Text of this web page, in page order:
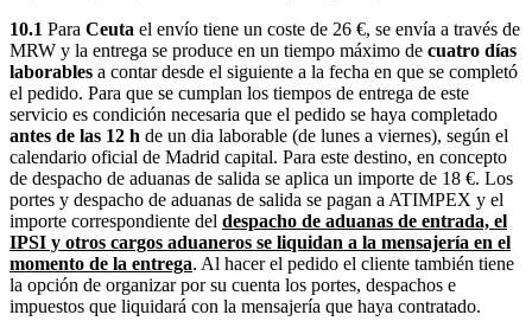
10.1 Para Ceuta el envío tiene un coste de 26 €, se envía a través de
MRW y la entrega se produce en un tiempo máximo de cuatro días
laborables a contar desde el siguiente a la fecha en que se completó
el pedido. Para que se cumplan los tiempos de entrega de este
servicio es condición necesaria que el pedido se haya completado
antes de las 12 h de un dia laborable (de lunes a viernes), según el
calendario oficial de Madrid capital. Para este destino, en concepto
de despacho de aduanas de salida se aplica un importe de 18 €. Los
portes y despacho de aduanas de salida se pagan a ATIMPEX y el
importe correspondiente del despacho de aduanas de entrada, el
IPSI y otros cargos aduaneros se liquidan a la mensajería en el
momento de la entrega. Al hacer el pedido el cliente también tiene
la opción de organizar por su cuenta los portes, despachos e
impuestos que liquidará con la mensajería que haya contratado.